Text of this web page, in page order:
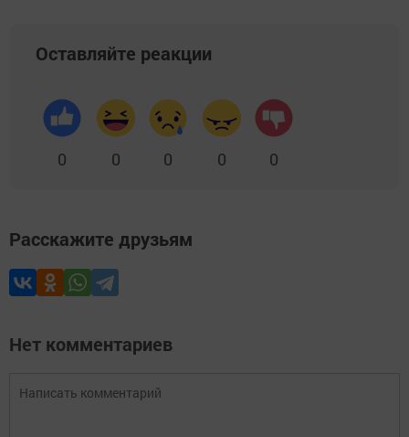
Оставляйте реакции
0 0 0 0 0
Расскажите друзьям
Нет комментариев